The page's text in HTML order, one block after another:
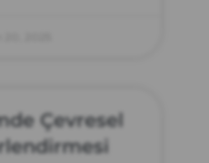
Çevresel